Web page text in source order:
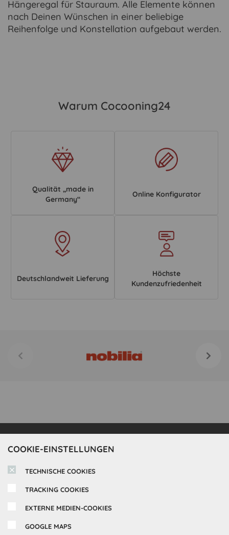
COOKIE-EINSTELLUNGEN
TECHNISCHE COOKIES
TRACKING COOKIES
EXTERNE MEDIEN-COOKIES
GOOGLE MAPS
Hängeregal für Stauraum. Alle Elemente können
nach Deinen Wünschen in einer beliebige
Reihenfolge und Konstellation aufgebaut werden.
Warum Cocooning24
Qualität „made in
Germany“
Online Konfigurator
Deutschlandweit Lieferung
Höchste
Kundenzufriedenheit
Inspirationen
Cocooning24 Küchen
Kundendienst
Lieferung